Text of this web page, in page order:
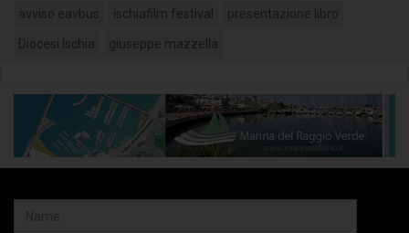
avviso eavbus ischiafilm festival presentazione libro
Diocesi Ischia giuseppe mazzella